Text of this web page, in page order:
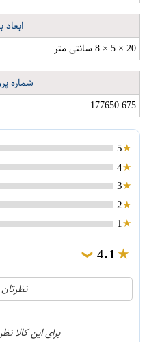
20 × 5 × 8 سانتی متر
شماره
675 177650
5
4
3
2
1
4.1
❯
برای این